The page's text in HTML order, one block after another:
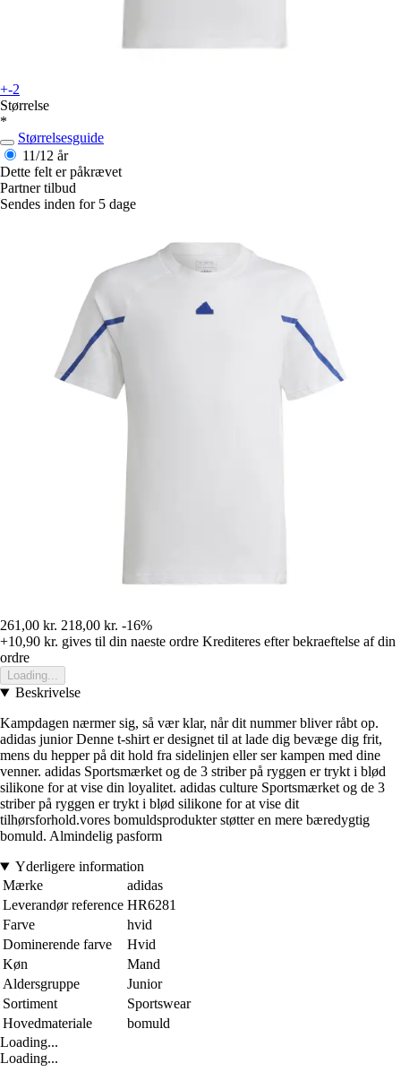
+-2
Størrelse
*
Størrelsesguide
11/12 år
Dette felt er påkrævet
Partner tilbud
Sendes inden for 5 dage
261,00 kr. 218,00 kr. -16%
+10,90 kr. gives til din naeste ordre Krediteres efter bekraeftelse af din
ordre
Loading...
Beskrivelse
Kampdagen nærmer sig, så vær klar, når dit nummer bliver råbt op.
adidas junior Denne t-shirt er designet til at lade dig bevæge dig frit,
mens du hepper på dit hold fra sidelinjen eller ser kampen med dine
venner. adidas Sportsmærket og de 3 striber på ryggen er trykt i blød
silikone for at vise din loyalitet. adidas culture Sportsmærket og de 3
striber på ryggen er trykt i blød silikone for at vise dit
tilhørsforhold.vores bomuldsprodukter støtter en mere bæredygtig
bomuld. Almindelig pasform
Yderligere information
Mærke
adidas
Leverandør reference HR6281
Farve
hvid
Dominerende farve
Hvid
Køn
Mand
Aldersgruppe
Junior
Sortiment
Sportswear
Hovedmateriale
bomuld
Loading...
Loading...